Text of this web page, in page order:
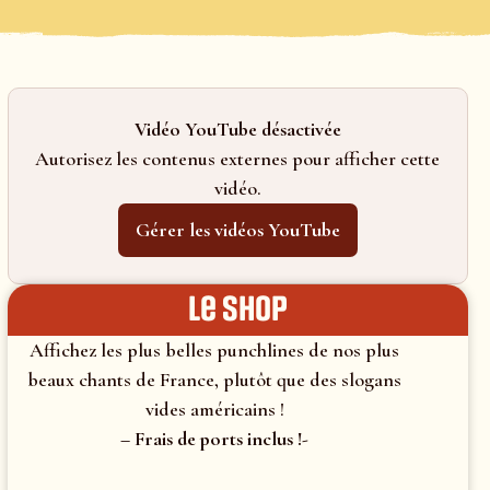
Vidéo YouTube désactivée
Autorisez les contenus externes pour afficher cette
vidéo.
Gérer les vidéos YouTube
le shop
Affichez les plus belles punchlines de nos plus
beaux chants de France, plutôt que des slogans
vides américains !
– Frais de ports inclus !-